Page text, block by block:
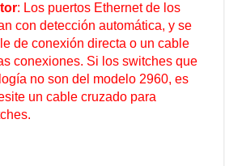
: Los puertos Ethernet de los
con detección automática, y se
de conexión directa o un cable
conexiones. Si los switches que
no son del modelo 2960, es
un cable cruzado para